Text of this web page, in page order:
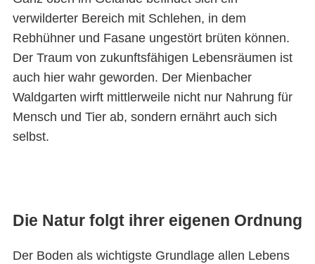
verwilderter Bereich mit Schlehen, in dem
Rebhühner und Fasane ungestört brüten können.
Der Traum von zukunftsfähigen Lebensräumen ist
auch hier wahr geworden. Der Mienbacher
Waldgarten wirft mittlerweile nicht nur Nahrung für
Mensch und Tier ab, sondern ernährt auch sich
selbst.
Die Natur folgt ihrer eigenen Ordnung
Der Boden als wichtigste Grundlage allen Lebens